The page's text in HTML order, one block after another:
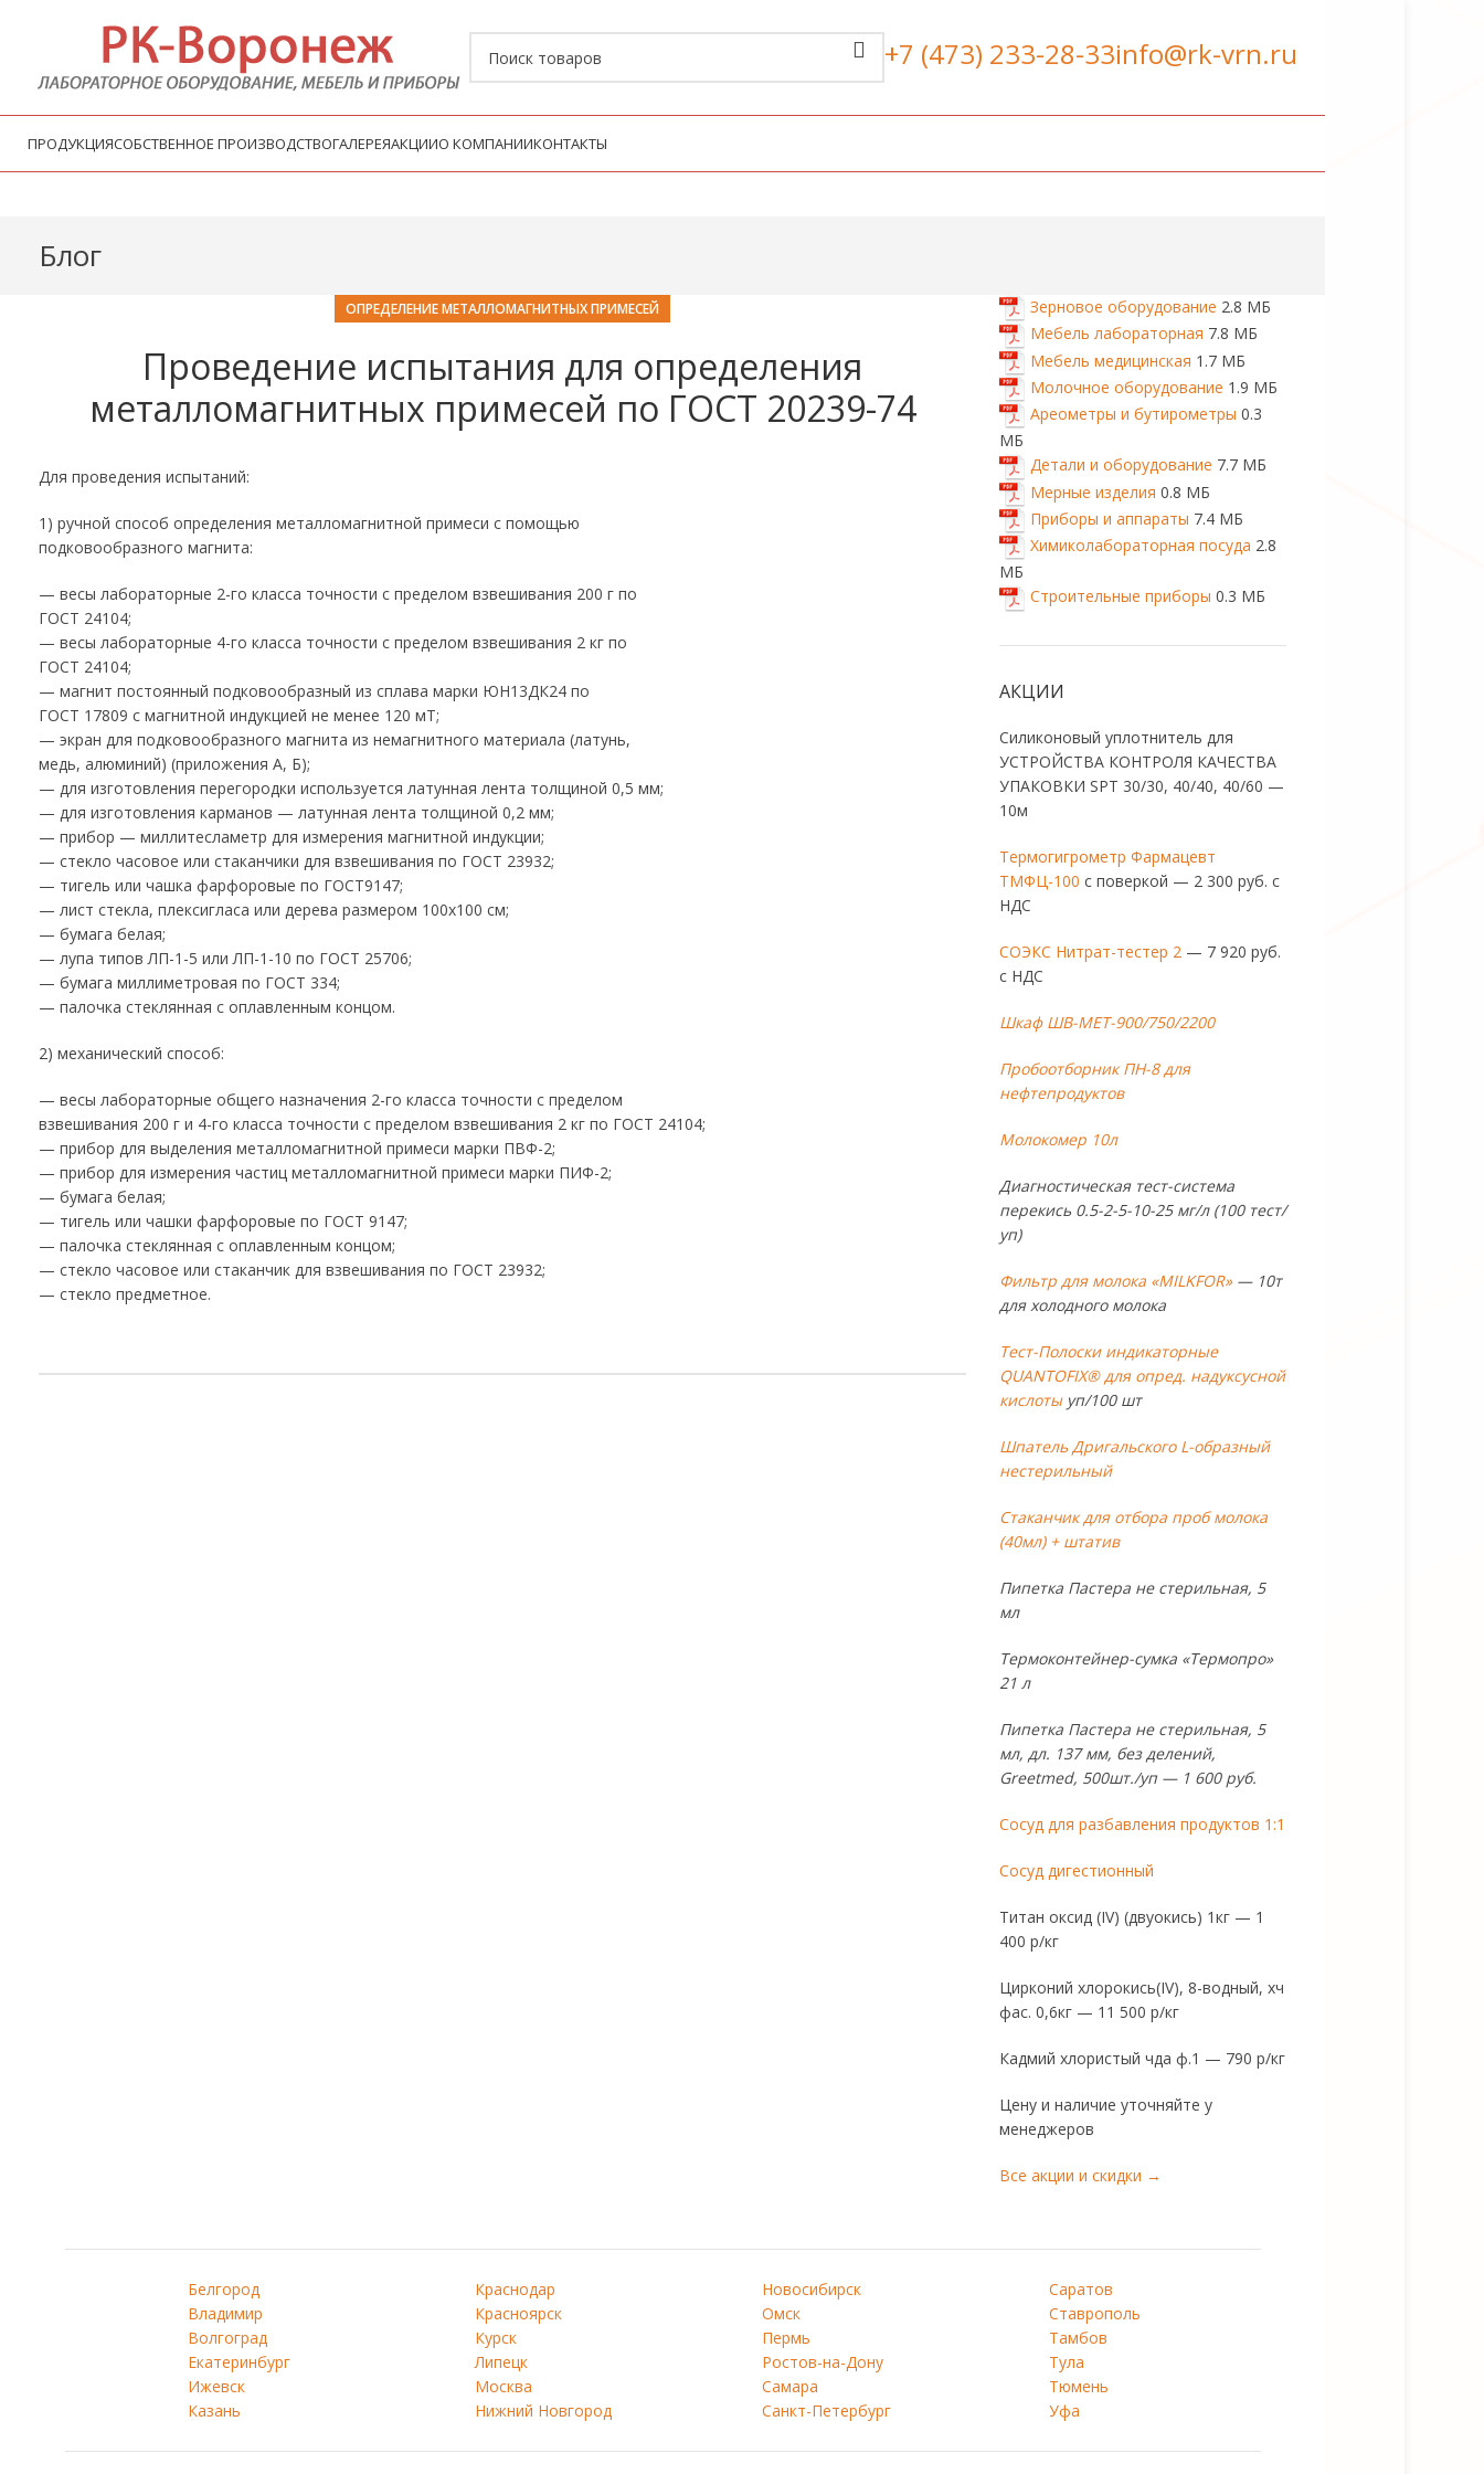
+7 (473) 233-28-33info@rk-vrn.ru
ПРОДУКЦИЯСОБСТВЕННОЕ ПРОИЗВОДСТВОГАЛЕРЕЯАКЦИИО КОМПАНИИКОНТАКТЫ
Блог
ОПРЕДЕЛЕНИЕ МЕТАЛЛОМАГНИТНЫХ ПРИМЕСЕЙ
Проведение испытания для определения
металломагнитных примесей по ГОСТ 20239-74
Для проведения испытаний:
1) ручной способ определения металломагнитной примеси с помощью
подковообразного магнита:
— весы лабораторные 2-го класса точности с пределом взвешивания 200 г по
ГОСТ 24104;
— весы лабораторные 4-го класса точности с пределом взвешивания 2 кг по
ГОСТ 24104;
— магнит постоянный подковообразный из сплава марки ЮН13ДК24 по
ГОСТ 17809 с магнитной индукцией не менее 120 мТ;
— экран для подковообразного магнита из немагнитного материала (латунь,
медь, алюминий) (приложения А, Б);
— для изготовления перегородки используется латунная лента толщиной 0,5 мм;
— для изготовления карманов — латунная лента толщиной 0,2 мм;
— прибор — миллитесламетр для измерения магнитной индукции;
— стекло часовое или стаканчики для взвешивания по ГОСТ 23932;
— тигель или чашка фарфоровые по ГОСТ9147;
— лист стекла, плексигласа или дерева размером 100х100 см;
— бумага белая;
— лупа типов ЛП-1-5 или ЛП-1-10 по ГОСТ 25706;
— бумага миллиметровая по ГОСТ 334;
— палочка стеклянная с оплавленным концом.
2) механический способ:
— весы лабораторные общего назначения 2-го класса точности с пределом
взвешивания 200 г и 4-го класса точности с пределом взвешивания 2 кг по ГОСТ 24104;
— прибор для выделения металломагнитной примеси марки ПВФ-2;
— прибор для измерения частиц металломагнитной примеси марки ПИФ-2;
— бумага белая;
— тигель или чашки фарфоровые по ГОСТ 9147;
— палочка стеклянная с оплавленным концом;
— стекло часовое или стаканчик для взвешивания по ГОСТ 23932;
— стекло предметное.
Зерновое оборудование 2.8 МБ
Мебель лабораторная 7.8 МБ
Мебель медицинская 1.7 МБ
Молочное оборудование 1.9 МБ
Ареометры и бутирометры 0.3
МБ
Детали и оборудование 7.7 МБ
Мерные изделия 0.8 МБ
Приборы и аппараты 7.4 МБ
Химиколабораторная посуда 2.8
МБ
Строительные приборы 0.3 МБ
АКЦИИ
Силиконовый уплотнитель для
УСТРОЙСТВА КОНТРОЛЯ КАЧЕСТВА
УПАКОВКИ SPT 30/30, 40/40, 40/60 —
10м
Термогигрометр Фармацевт
ТМФЦ-100 с поверкой — 2 300 руб. с
НДС
СОЭКС Нитрат-тестер 2 — 7 920 руб.
с НДС
Шкаф ШВ-МЕТ-900/750/2200
Пробоотборник ПН-8 для
нефтепродуктов
Молокомер 10л
Диагностическая тест-система
перекись 0.5-2-5-10-25 мг/л (100 тест/
уп)
Фильтр для молока «MILKFOR»— 10т
для холодного молока
Тест-Полоски индикаторные
QUANTOFIX® для опред. надуксусной
кислотыуп/100 шт
Шпатель Дригальского L-образный
нестерильный
Стаканчик для отбора проб молока
(40мл) + штатив
Пипетка Пастера не стерильная, 5
мл
Термоконтейнер-сумка «Термопро»
21 л
Пипетка Пастера не стерильная, 5
мл, дл. 137 мм, без делений,
Greetmed, 500шт./уп — 1 600 руб.
Сосуд для разбавления продуктов 1:1
Сосуд дигестионный
Титан оксид (IV) (двуокись) 1кг — 1
400 р/кг
Цирконий хлорокись(IV), 8-водный, хч
фас. 0,6кг — 11 500 р/кг
Кадмий хлористый чда ф.1 — 790 р/кг
Цену и наличие уточняйте у
менеджеров
Все акции и скидки →
Белгород
Владимир
Волгоград
Екатеринбург
Ижевск
Казань
Краснодар
Красноярск
Курск
Липецк
Москва
Нижний Новгород
Новосибирск
Омск
Пермь
Ростов-на-Дону
Самара
Санкт-Петербург
Саратов
Ставрополь
Тамбов
Тула
Тюмень
Уфа